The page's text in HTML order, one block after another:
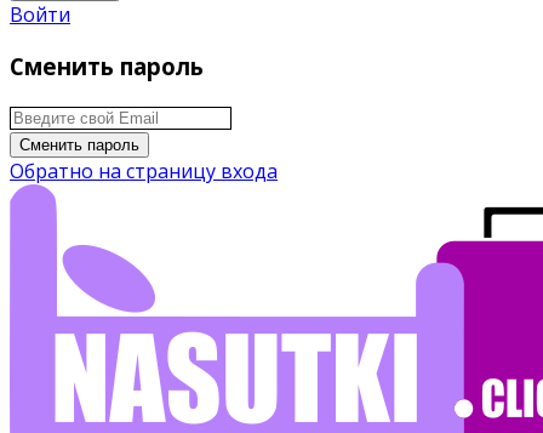
Войти
Сменить пароль
Сменить пароль
Обратно на страницу входа